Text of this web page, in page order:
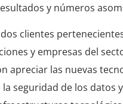
y números
clientes
y empresas del
apreciar las nuevas
seguridad de los datos